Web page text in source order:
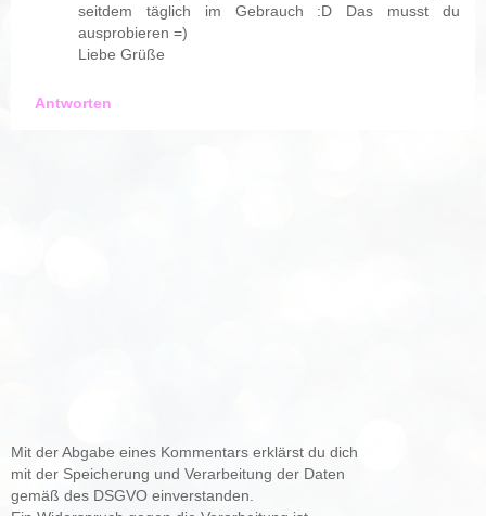
seitdem täglich im Gebrauch :D Das musst du
ausprobieren =)
Liebe Grüße
Antworten
Mit der Abgabe eines Kommentars erklärst du dich
mit der Speicherung und Verarbeitung der Daten
gemäß des DSGVO einverstanden.